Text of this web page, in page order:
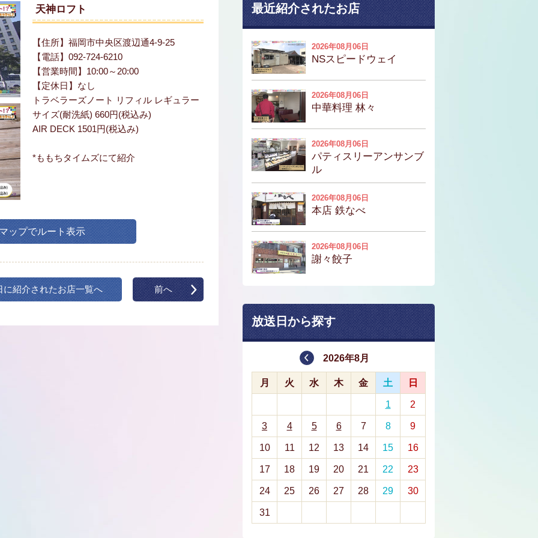
天神ロフト
【住所】福岡市中央区渡辺通4-9-25
【電話】092-724-6210
【営業時間】10:00～20:00
【定休日】なし
トラベラーズノート リフィル レギュラー
サイズ(耐洗紙) 660円(税込み)
AIR DECK 1501円(税込み)
*ももちタイムズにて紹介
ップでルート表示
に紹介されたお店一覧へ 前へ
最近紹介されたお店
2026年08月06日
NSスピードウェイ
2026年08月06日
中華料理 林々
2026年08月06日
パティスリーアンサンブ
ル
2026年08月06日
本店 鉄なべ
2026年08月06日
謝々餃子
放送日から探す
2026年8月
月 火 水 木 金 土 日
1 2
3 4 5 6 7 8 9
10 11 12 13 14 15 16
17 18 19 20 21 22 23
24 25 26 27 28 29 30
31